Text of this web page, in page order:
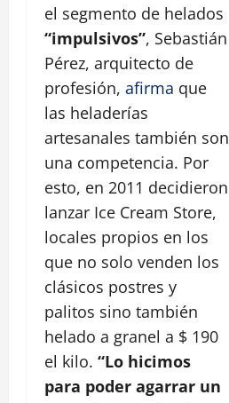
el segmento de helados
“impulsivos”, Sebastián
Pérez, arquitecto de
profesión, afirma que
las heladerías
artesanales también son
una competencia. Por
esto, en 2011 decidieron
lanzar Ice Cream Store,
locales propios en los
que no solo venden los
clásicos postres y
palitos sino también
helado a granel a $ 190
el kilo. “Lo hicimos
para poder agarrar un